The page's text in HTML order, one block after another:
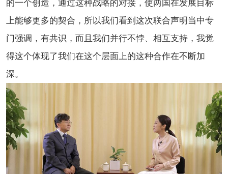
的一个创造，通过这种战略的对接，使两国在发展目标
上能够更多的契合，所以我们看到这次联合声明当中专
门强调，有共识，而且我们并行不悖、相互支持，我觉
得这个体现了我们在这个层面上的这种合作在不断加
深。